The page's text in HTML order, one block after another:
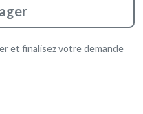
et finalisez votre demande